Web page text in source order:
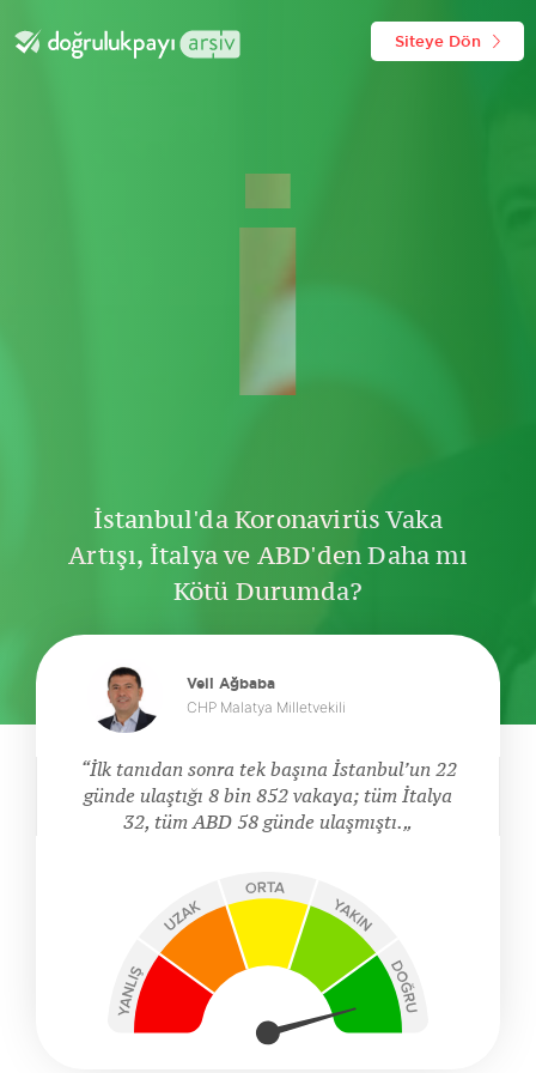
Siteye Dön
İ
İstanbul'da Koronavirüs Vaka
Artışı, İtalya ve ABD'den Daha mı
Kötü Durumda?
Veli Ağbaba
CHP Malatya Milletvekili
İlk tanıdan sonra tek başına İstanbul’un 22
günde ulaştığı 8 bin 852 vakaya; tüm İtalya
32, tüm ABD 58 günde ulaşmıştı.